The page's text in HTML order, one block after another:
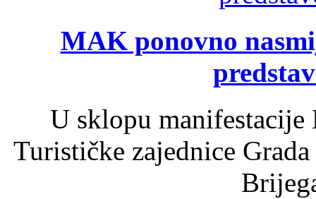
MAK ponovno
U sklopu
Turističke zajednice